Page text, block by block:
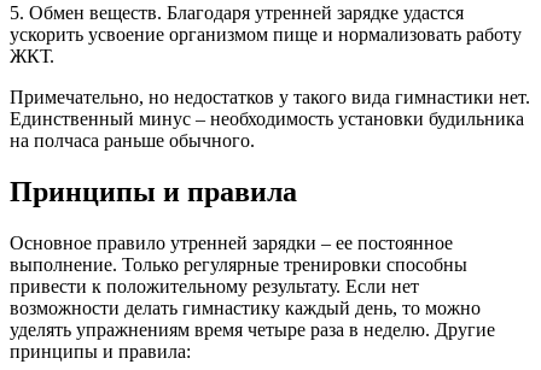
5. Обмен веществ. Благодаря утренней зарядке удастся
ускорить усвоение организмом пище и нормализовать работу
ЖКТ.
Примечательно, но недостатков у такого вида гимнастики нет.
Единственный минус – необходимость установки будильника
на полчаса раньше обычного.
Принципы и правила
Основное правило утренней зарядки – ее постоянное
выполнение. Только регулярные тренировки способны
привести к положительному результату. Если нет
возможности делать гимнастику каждый день, то можно
уделять упражнениям время четыре раза в неделю. Другие
принципы и правила: